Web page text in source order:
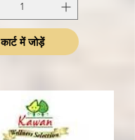
कार्ट में जोड़ें